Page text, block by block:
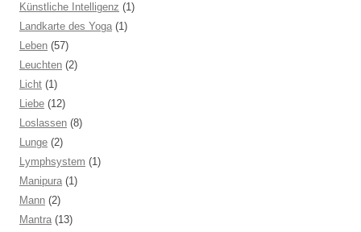
Künstliche Intelligenz (1)
Landkarte des Yoga (1)
Leben (57)
Leuchten (2)
Licht (1)
Liebe (12)
Loslassen (8)
Lunge (2)
Lymphsystem (1)
Manipura (1)
Mann (2)
Mantra (13)